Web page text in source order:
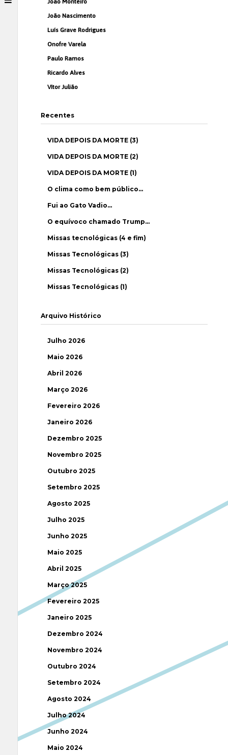
João Monteiro
João Nascimento
Luís Grave Rodrigues
Onofre Varela
Paulo Ramos
Ricardo Alves
Vítor Julião
Recentes
VIDA DEPOIS DA MORTE (3)
VIDA DEPOIS DA MORTE (2)
VIDA DEPOIS DA MORTE (1)
O clima como bem público…
Fui ao Gato Vadio…
O equívoco chamado Trump…
Missas tecnológicas (4 e fim)
Missas Tecnológicas (3)
Missas Tecnológicas (2)
Missas Tecnológicas (1)
Arquivo Histórico
Julho 2026
Maio 2026
Abril 2026
Março 2026
Fevereiro 2026
Janeiro 2026
Dezembro 2025
Novembro 2025
Outubro 2025
Setembro 2025
Agosto 2025
Julho 2025
Junho 2025
Maio 2025
Abril 2025
Março 2025
Fevereiro 2025
Janeiro 2025
Dezembro 2024
Novembro 2024
Outubro 2024
Setembro 2024
Agosto 2024
Julho 2024
Junho 2024
Maio 2024